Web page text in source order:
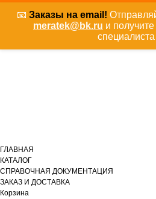
📧 Заказы на email!
meratek@bk.ru и
специалиста
ГЛАВНАЯ
КАТАЛОГ
СПРАВОЧНАЯ ДОКУМЕНТАЦИЯ
ЗАКАЗ И ДОСТАВКА
Корзина